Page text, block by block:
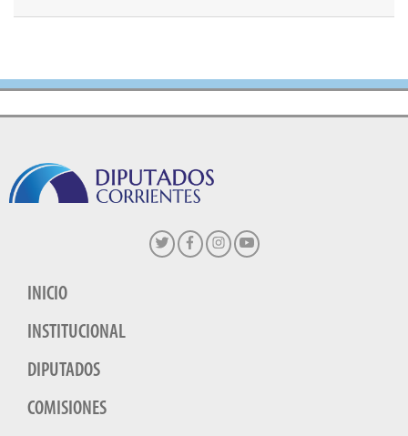
INICIO
INSTITUCIONAL
DIPUTADOS
COMISIONES